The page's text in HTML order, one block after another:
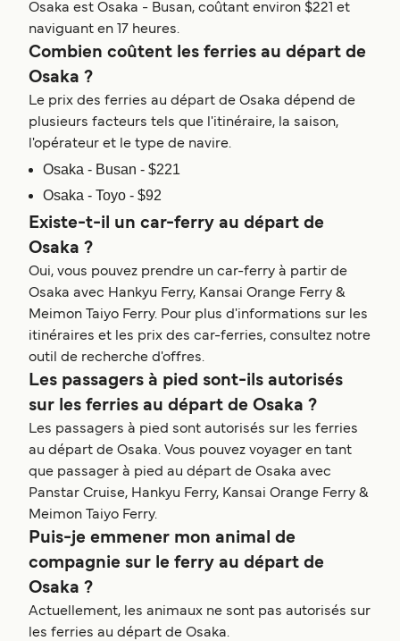
Osaka est Osaka - Busan, coûtant environ $221 et
naviguant en 17 heures.
Combien coûtent les ferries au départ de
Osaka ?
Le prix des ferries au départ de Osaka dépend de
plusieurs facteurs tels que l'itinéraire, la saison,
l'opérateur et le type de navire.
Osaka - Busan - $221
Osaka - Toyo - $92
Existe-t-il un car-ferry au départ de
Osaka ?
Oui, vous pouvez prendre un car-ferry à partir de
Osaka avec Hankyu Ferry, Kansai Orange Ferry &
Meimon Taiyo Ferry. Pour plus d'informations sur les
itinéraires et les prix des car-ferries, consultez notre
outil de recherche d'offres.
Les passagers à pied sont-ils autorisés
sur les ferries au départ de Osaka ?
Les passagers à pied sont autorisés sur les ferries
au départ de Osaka. Vous pouvez voyager en tant
que passager à pied au départ de Osaka avec
Panstar Cruise, Hankyu Ferry, Kansai Orange Ferry &
Meimon Taiyo Ferry.
Puis-je emmener mon animal de
compagnie sur le ferry au départ de
Osaka ?
Actuellement, les animaux ne sont pas autorisés sur
les ferries au départ de Osaka.